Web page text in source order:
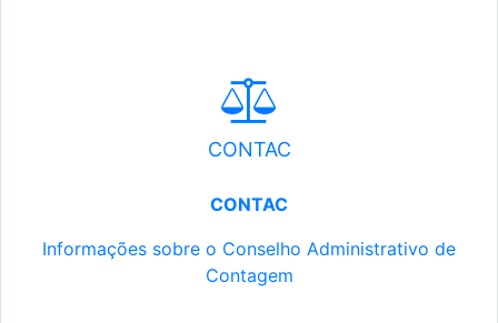
CONTAC
CONTAC
Informações sobre o Conselho Administrativo de
Contagem